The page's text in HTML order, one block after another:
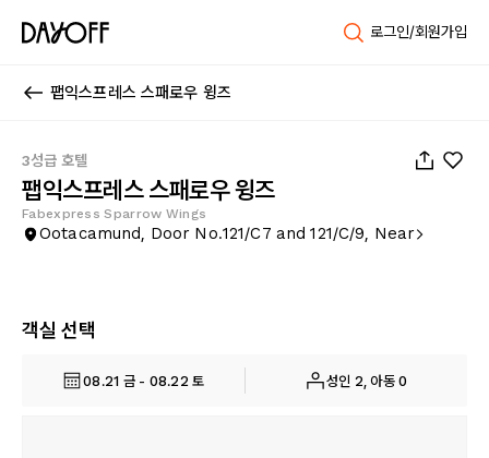
로그인/회원가입
팹익스프레스 스패로우 윙즈
3성급 호텔
팹익스프레스 스패로우 윙즈
Fabexpress Sparrow Wings
Ootacamund, Door No.121/C7 and 121/C/9, Near
객실 선택
08.21 금 - 08.22 토 성인 2, 아동 0